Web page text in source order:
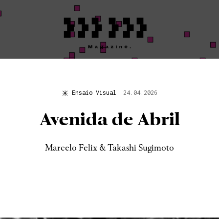
Ensaio Visual
DO
DISTURB:
Ensaio Visual 24.04.2026
Avenida de Abril
Marcelo Felix & Takashi Sugimoto